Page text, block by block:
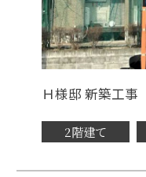
Ｈ様邸 新築工事
2階建て